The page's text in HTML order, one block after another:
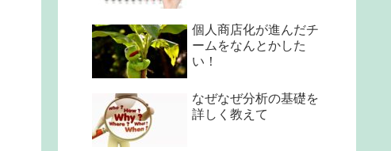
個人商店化が進んだチ
ームをなんとかした
い！
なぜなぜ分析の基礎を
詳しく教えて